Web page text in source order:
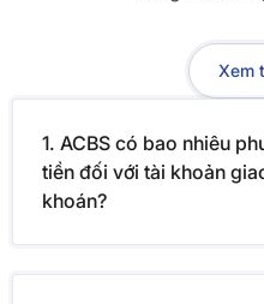
Xem
1. ACBS có bao nhiêu
tiền đối với tài khoản
khoán?